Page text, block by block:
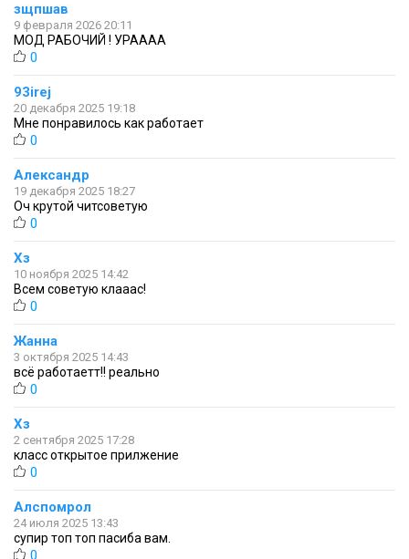
зщпшав
9 февраля 2026 20:11
МОД РАБОЧИЙ ! УРАААА
0
93irej
20 декабря 2025 19:18
Мне понравилось как работает
0
Александр
19 декабря 2025 18:27
Оч крутой читсоветую
0
Хз
10 ноября 2025 14:42
Всем советую клааас!
0
Жанна
3 октября 2025 14:43
всё работаетт!! реально
0
Хз
2 сентября 2025 17:28
класс открытое прилжение
0
Алспомрол
24 июля 2025 13:43
супир топ топ пасиба вам.
0